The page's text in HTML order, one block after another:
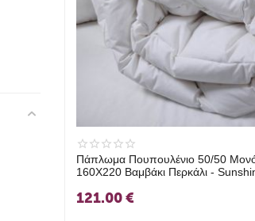
Πάπλωμα Πουπουλένιο 50/50
160X220 Βαμβάκι Περκάλι -
121.00€